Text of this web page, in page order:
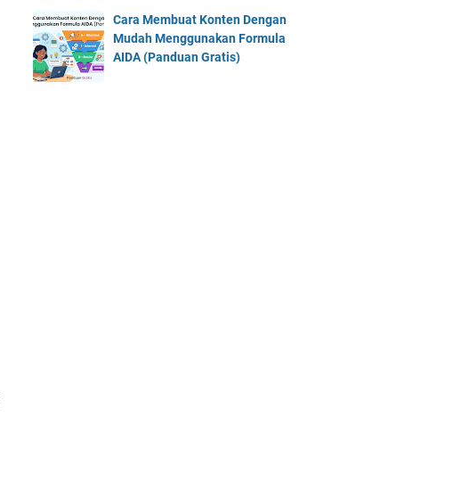
Cara Membuat Konten Dengan
Mudah Menggunakan Formula
AIDA (Panduan Gratis)